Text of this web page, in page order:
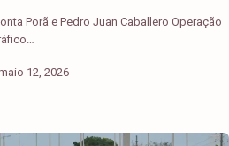
Porã e Pedro Juan Caballero Operação
12, 2026